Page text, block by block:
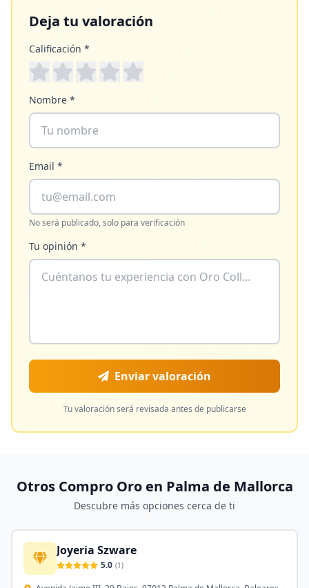
Deja tu valoración
Calificación *
Nombre *
Email *
No será publicado, solo para verificación
Tu opinión *
Enviar valoración
Tu valoración será revisada antes de publicarse
Otros Compro Oro en Palma de Mallorca
Descubre más opciones cerca de ti
Joyeria Szware
5.0 (1)